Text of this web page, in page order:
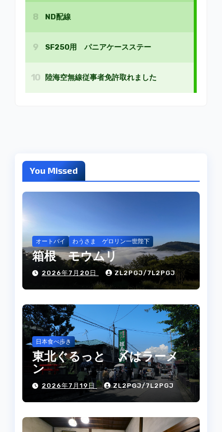
You Missed
オートバイ わうさま ゲロリン一世陛下
箱根 モウムリ
2026年7月20日 ZL2PGJ/7L2PGJ
日本食べ歩き
東北ぐるっと 〆はラーメ
ン
2026年7月19日 ZL2PGJ/7L2PGJ